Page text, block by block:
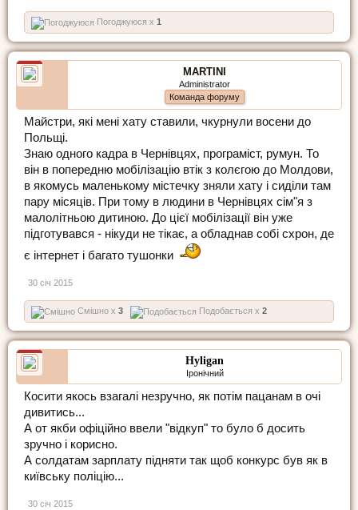
Погоджуюся x 1
MARTINI
Administrator
Команда форуму
Майстри, які мені хату ставили, чкурнули восени до
Польщі.
Знаю одного кадра в Чернівцях, програміст, румун. То
він в попередню мобілізацію втік з колєгою до Молдови,
в якомусь маленькому містечку зняли хату і сиділи там
пару місяців. При тому в людини в Чернівцях сім"я з
малолітньою дитиною. До цієї мобілізації він уже
підготувався - нікуди не тікає, а обладнав собі схрон, де
є інтернет і багато тушонки
30 січ 2015
Смішно x 3 Подобається x 2
Hyligan
Іронічний
Косити якось взагалі незручно, як потім пацанам в очі
дивитись...
А от якби офіційно ввели "відкуп" то було б досить
зручно і корисно.
А солдатам зарплату підняти так щоб конкурс був як в
київську поліцію...
30 січ 2015